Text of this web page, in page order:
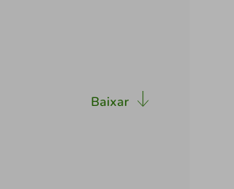
Baixar